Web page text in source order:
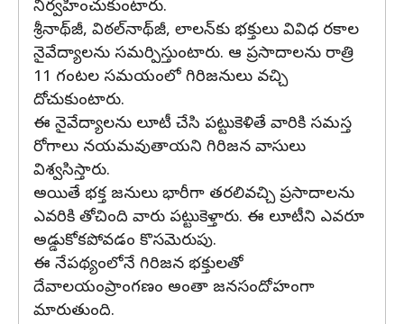
నిర్వహించుకుంటారు.
శ్రీనాథ్‌జీ, విఠల్‌నాథ్‌జీ, లాలన్‌కు భక్తులు వివిధ రకాల
నైవేద్యాలను సమర్పిస్తుంటారు. ఆ ప్రసాదాలను రాత్రి
11 గంటల సమయంలో గిరిజనులు వచ్చి
దోచుకుంటారు.
ఈ నైవేద్యాలను లూటీ చేసి పట్టుకెళితే వారికి సమస్త
రోగాలు నయమవుతాయని గిరిజన వాసులు
విశ్వసిస్తారు.
అయితే భక్త జనులు భారీగా తరలివచ్చి ప్రసాదాలను
ఎవరికి తోచింది వారు పట్టుకెళ్తారు. ఈ లూటీని ఎవరూ
అడ్డుకోకపోవడం కొసమెరుపు.
ఈ నేపథ్యంలోనే గిరిజన భక్తులతో
దేవాలయంప్రాంగణం అంతా జనసందోహంగా
మారుతుంది.